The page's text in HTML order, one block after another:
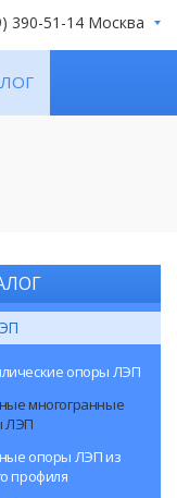
390-51-14 Москва
опоры ЛЭП
многогранные
ЛЭП
опоры ЛЭП из
профиля